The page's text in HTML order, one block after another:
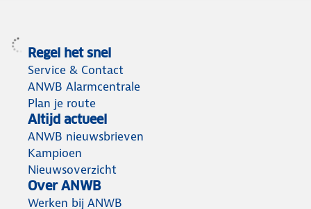
Regel het snel
Service & Contact
ANWB Alarmcentrale
Plan je route
Altijd actueel
ANWB nieuwsbrieven
Kampioen
Nieuwsoverzicht
Over ANWB
Werken bij ANWB